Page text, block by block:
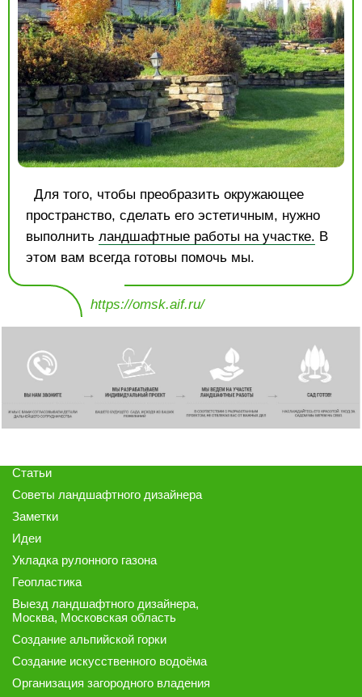
Для того, чтобы преобразить окружающее
пространство, сделать его эстетичным, нужно
выполнить ландшафтные работы на участке. В
этом вам всегда готовы помочь мы.
https://omsk.aif.ru/
Статьи
Советы ландшафтного дизайнера
Заметки
Идеи
Укладка рулонного газона
Геопластика
Выезд ландшафтного дизайнера,
Москва, Московская область
Создание альпийской горки
Создание искусственного водоёма
Организация загородного владения